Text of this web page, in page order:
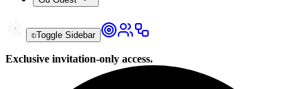
Toggle Sidebar
Exclusive invitation-only access.